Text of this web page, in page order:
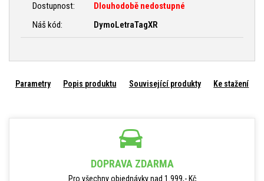
Dostupnost:
Dlouhodobě nedostupné
Náš kód:
DymoLetraTagXR
Parametry Popis produktu Související produkty Ke stažení
DOPRAVA ZDARMA
Pro všechny objednávky nad 1.999,- Kč